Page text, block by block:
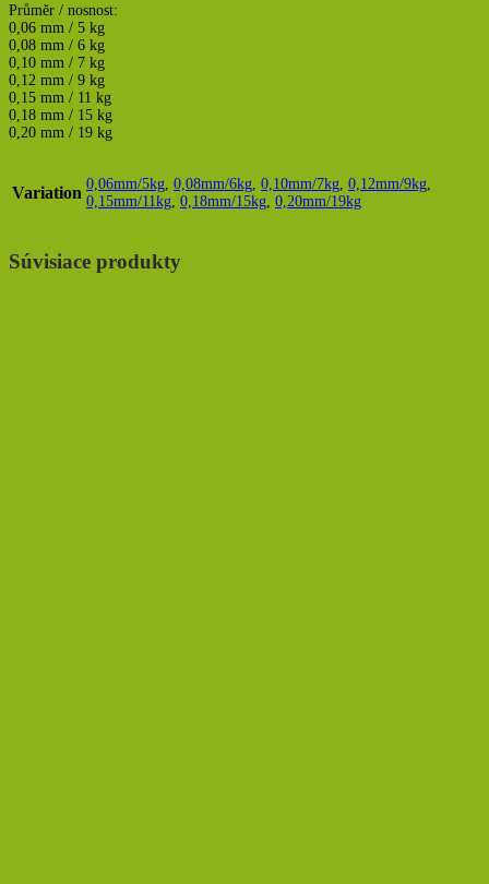
Průměr / nosnost:
0,06 mm / 5 kg
0,08 mm / 6 kg
0,10 mm / 7 kg
0,12 mm / 9 kg
0,15 mm / 11 kg
0,18 mm / 15 kg
0,20 mm / 19 kg
Variation 0,06mm/5kg 0,08mm/6kg 0,10mm/7kg 0,12mm/9kg
0,15mm/11kg 0,18mm/15kg 0,20mm/19kg
Súvisiace produkty